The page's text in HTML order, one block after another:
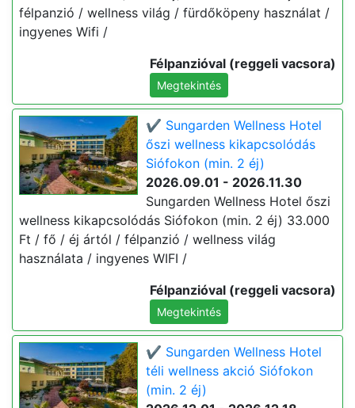
félpanzió / wellness világ / fürdőköpeny használat /
ingyenes Wifi /
Félpanzióval (reggeli vacsora)
Megtekintés
✔️ Sungarden Wellness Hotel
őszi wellness kikapcsolódás
Siófokon (min. 2 éj)
2026.09.01 - 2026.11.30
Sungarden Wellness Hotel őszi
wellness kikapcsolódás Siófokon (min. 2 éj) 33.000
Ft / fő / éj ártól / félpanzió / wellness világ
használata / ingyenes WIFI /
Félpanzióval (reggeli vacsora)
Megtekintés
✔️ Sungarden Wellness Hotel
téli wellness akció Siófokon
(min. 2 éj)